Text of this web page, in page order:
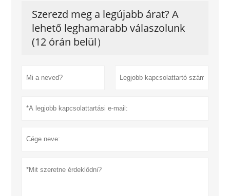
Szerezd meg a legújabb árat? A
lehető leghamarabb válaszolunk
(12 órán belül）